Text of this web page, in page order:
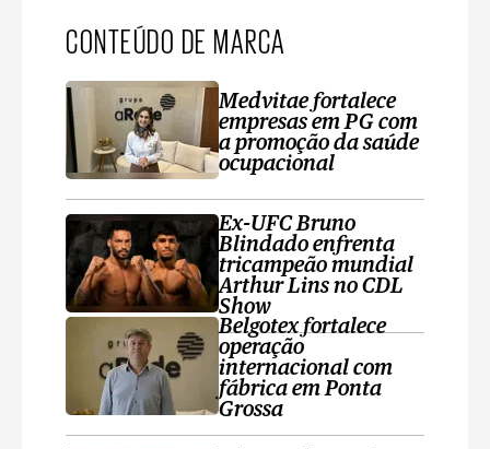
CONTEÚDO DE MARCA
Medvitae fortalece
empresas em PG com
a promoção da saúde
ocupacional
Ex-UFC Bruno
Blindado enfrenta
tricampeão mundial
Arthur Lins no CDL
Show
Belgotex fortalece
operação
internacional com
fábrica em Ponta
Grossa